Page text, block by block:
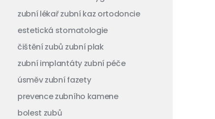
zubní lékařzubní kaz ortodoncie
estetická stomatologie
čištění zubů zubní plak
zubní implantáty zubní péče
úsměvzubní fazety
prevence zubního kamene
bolest zubů